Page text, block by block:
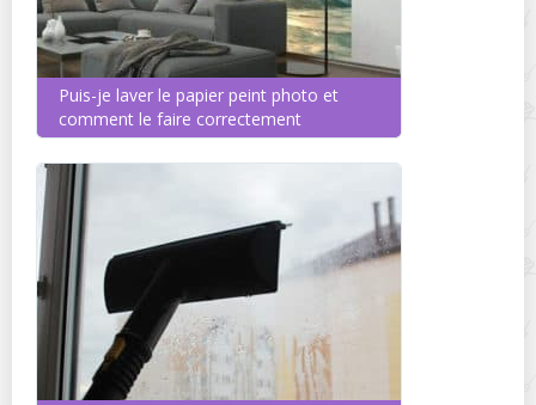
Puis-je laver le papier peint photo et
comment le faire correctement